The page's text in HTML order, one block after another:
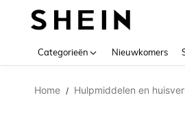
Categorieën Nieuwkomers
Home / Hulpmiddelen en